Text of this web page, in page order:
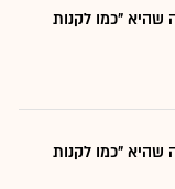
שהיא "כמו לקנות
שהיא "כמו לקנות